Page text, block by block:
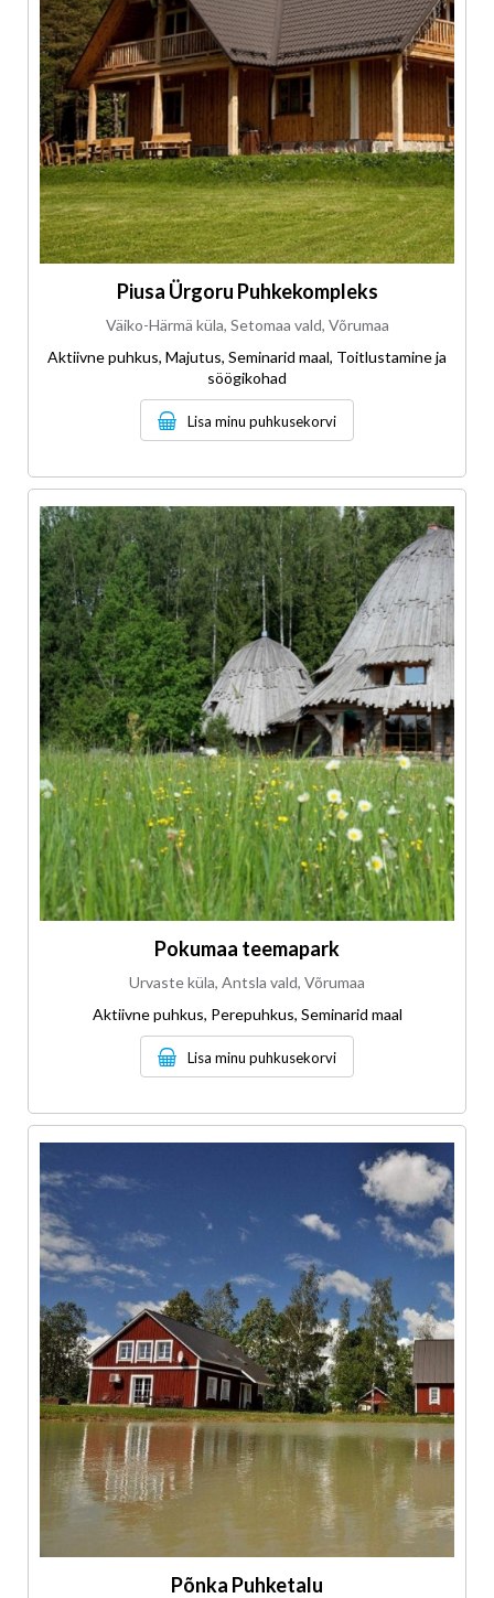
Piusa Ürgoru Puhkekompleks
Väiko-Härmä küla, Setomaa vald, Võrumaa
Aktiivne puhkus, Majutus, Seminarid maal, Toitlustamine ja
söögikohad
Lisa minu puhkusekorvi
Pokumaa teemapark
Urvaste küla, Antsla vald, Võrumaa
Aktiivne puhkus, Perepuhkus, Seminarid maal
Lisa minu puhkusekorvi
Põnka Puhketalu